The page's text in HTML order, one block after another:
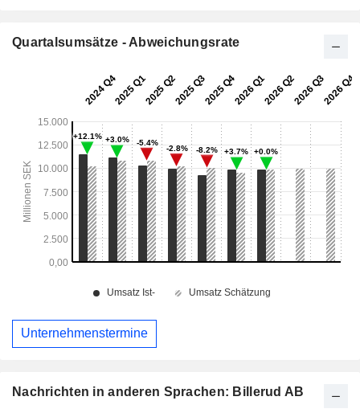
Nachrichten in anderen Sprachen: Billerud AB
Quartalsumsätze - Abweichungsrate
Unternehmenstermine